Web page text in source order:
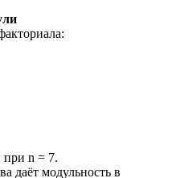
при n = 7.
даёт модульность в